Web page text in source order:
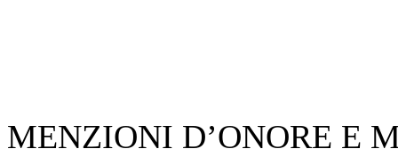
MENZIONI D’ONORE E